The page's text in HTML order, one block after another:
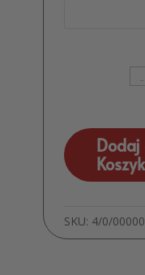
-
Dodaj
SKU: 4/0/